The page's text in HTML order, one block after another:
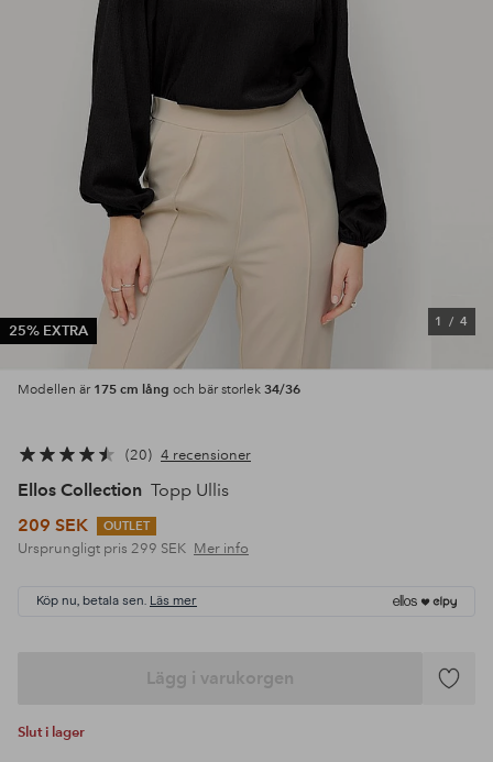
25% EXTRA
1 / 4
Modellen är 175 cm lång och bär storlek 34/36
20 4 recensioner
Ellos Collection Topp Ullis
209 SEK
OUTLET
Ursprungligt pris 299 SEK Mer info
Köp nu, betala sen. Läs mer
Lägg i varukorgen
Lägg
Slut i lager